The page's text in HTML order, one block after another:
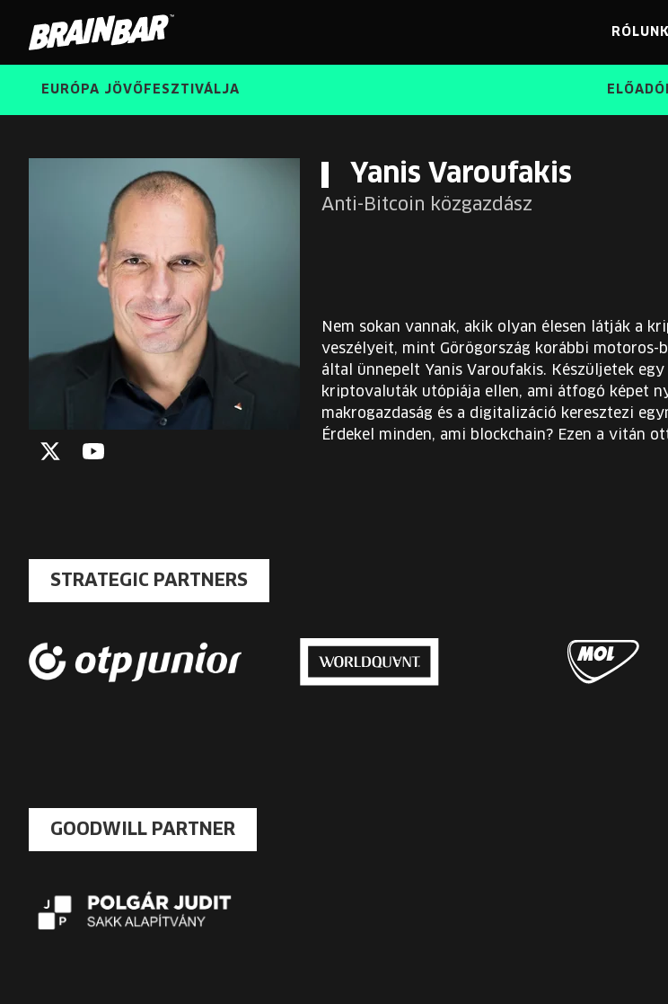
Bar
RÓLUNK
EURÓPA JÖVŐFESZTIVÁLJA
Yanis Varoufakis
Anti-Bitcoin közgazdász
Nem sokan vannak, akik olyan élesen látják a
veszélyeit, mint Görögország korábbi motoros-
által ünnepelt Yanis Varoufakis. Készüljetek
kriptovaluták utópiája ellen, ami átfogó képet
makrogazdaság és a digitalizáció keresztezi
Érdekel minden, ami blockchain? Ezen a vitán
STRATEGIC PARTNERS
GOODWILL PARTNER